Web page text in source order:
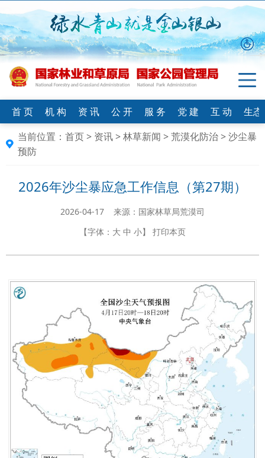
首 页 机 构 资 讯 公 开 服 务 党 建 互 动
生
当前位置： 首页> 资讯>林草新闻 >荒漠化防治>沙尘暴
预防
2026年沙尘暴应急工作信息（第27期）
2026-04-17 来源：国家林草局荒漠司
【字体： 大 中 小】 打印本页